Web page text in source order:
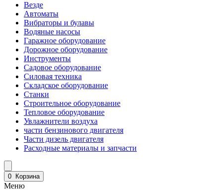
Везде
Автоматы
Вибраторы и булавы
Водяные насосы
Гаражное оборудование
Дорожное оборудование
Инструменты
Садовое оборудование
Силовая техника
Складское оборудование
Станки
Строительное оборудование
Тепловое оборудование
Увлажнители воздуха
части бензинового двигателя
Части дизель двигателя
Расходные материалы и запчасти
0 Корзина
Меню